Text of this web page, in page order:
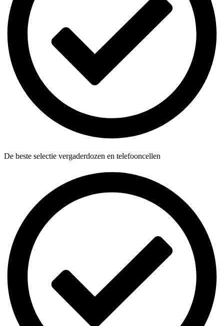
De beste selectie vergaderdozen en telefooncellen